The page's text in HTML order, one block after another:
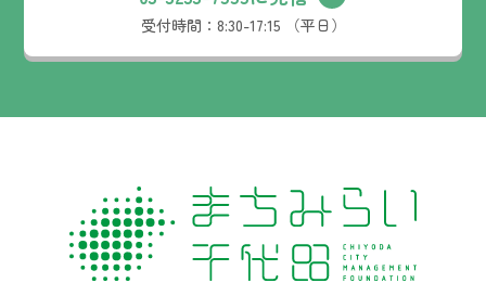
受付時間： 8:30-17:15 （平日）